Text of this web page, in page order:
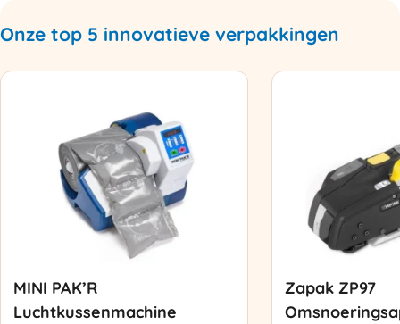
Onze top 5 innovatieve verpakkingen
MINI PAK’R
Luchtkussenmachine
Zapak ZP97